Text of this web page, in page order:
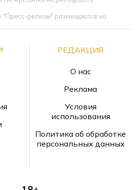
"Пресс-релизы" размещаются на
РЕДАКЦИЯ
О нас
Реклама
Условия
использования
Политика об обработке
персональных данных